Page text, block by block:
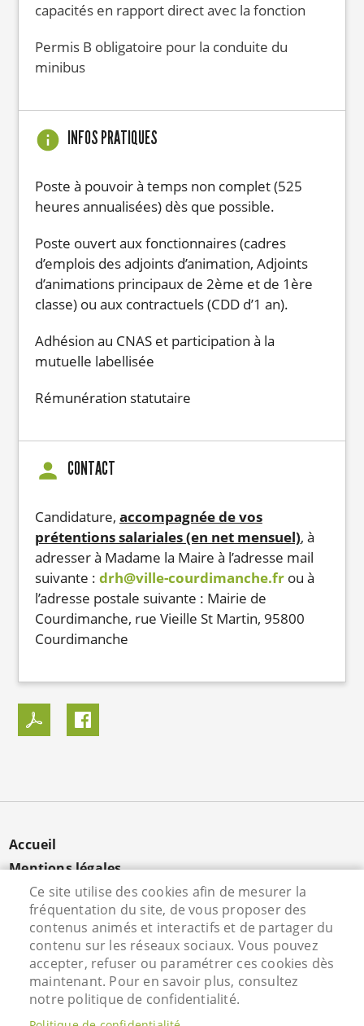
capacités en rapport direct avec la fonction
Permis B obligatoire pour la conduite du
minibus
INFOS PRATIQUES
Poste à pouvoir à temps non complet (525
heures annualisées) dès que possible.
Poste ouvert aux fonctionnaires (cadres
d’emplois des adjoints d’animation, Adjoints
d’animations principaux de 2ème et de 1ère
classe) ou aux contractuels (CDD d’1 an).
Adhésion au CNAS et participation à la
mutuelle labellisée
Rémunération statutaire
CONTACT
Candidature, accompagnée de vos
prétentions salariales (en net mensuel), à
adresser à Madame la Maire à l’adresse mail
suivante : drh@ville-courdimanche.frou à
l’adresse postale suivante : Mairie de
Courdimanche, rue Vieille St Martin, 95800
Courdimanche
MENU
PIED
PAGE
Accueil
Mentions légales
Données personnelles
Cookies
Contact
S'identifier
Hôtel de Ville - Rue Vieille Saint Martin - 95800
Ce site utilise des cookies afin de mesurer la
fréquentation du site, de vous proposer des
contenus animés et interactifs et de partager du
contenu sur les réseaux sociaux. Vous pouvez
accepter, refuser ou paramétrer ces cookies dès
maintenant. Pour en savoir plus, consultez
notre politique de confidentialité.